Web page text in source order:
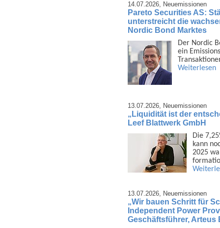
14.07.2026, Neuemissionen
Pareto Securities AS:
unterstreicht die
Nordic Bond Marktes
Der Nordic
ein
Weiterlesen
13.07.2026, Neuemissionen
„Liquidität ist der
Leef Blattwerk GmbH
Die
kann
2025
13.07.2026, Neuemissionen
„Wir bauen Schritt für
Independent Power
Geschäftsführer, Arteus